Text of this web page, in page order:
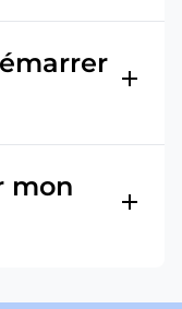
add
mon
add